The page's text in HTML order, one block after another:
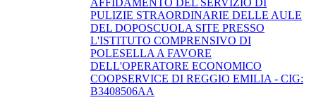
PULIZIE STRAORDINARIE DELLE AULE
DEL DOPOSCUOLA SITE PRESSO
L'ISTITUTO COMPRENSIVO DI
POLESELLA A FAVORE
DELL'OPERATORE ECONOMICO
COOPSERVICE DI REGGIO EMILIA - CIG:
B3408506AA